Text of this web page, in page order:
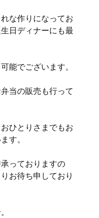
な作りになってお
日ディナーにも最
能でございます。
当の販売も行って
ひとりさまでもお
す。
っておりますの
お待ち申しており